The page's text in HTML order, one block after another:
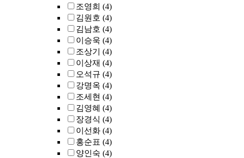
조영희 (4)
김원호 (4)
김남호 (4)
이승욱 (4)
조상기
(4)
이상재 (4)
오석규 (4)
강명옥 (4)
조세현 (4)
김영혜 (4)
장경식 (4)
이선화 (4)
홍순표 (4)
양인숙 (4)